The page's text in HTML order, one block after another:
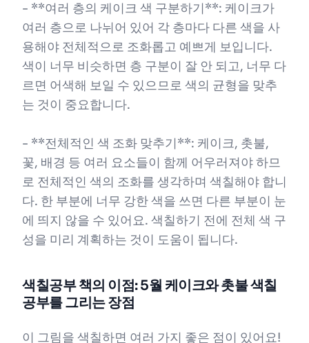
- **여러 층의 케이크 색 구분하기**: 케이크가
여러 층으로 나뉘어 있어 각 층마다 다른 색을 사
용해야 전체적으로 조화롭고 예쁘게 보입니다.
색이 너무 비슷하면 층 구분이 잘 안 되고, 너무 다
르면 어색해 보일 수 있으므로 색의 균형을 맞추
는 것이 중요합니다.
- **전체적인 색 조화 맞추기**: 케이크, 촛불,
꽃, 배경 등 여러 요소들이 함께 어우러져야 하므
로 전체적인 색의 조화를 생각하며 색칠해야 합니
다. 한 부분에 너무 강한 색을 쓰면 다른 부분이 눈
에 띄지 않을 수 있어요. 색칠하기 전에 전체 색 구
성을 미리 계획하는 것이 도움이 됩니다.
색칠공부 책의 이점: 5월 케이크와 촛불 색칠
공부를 그리는 장점
이 그림을 색칠하면 여러 가지 좋은 점이 있어요!